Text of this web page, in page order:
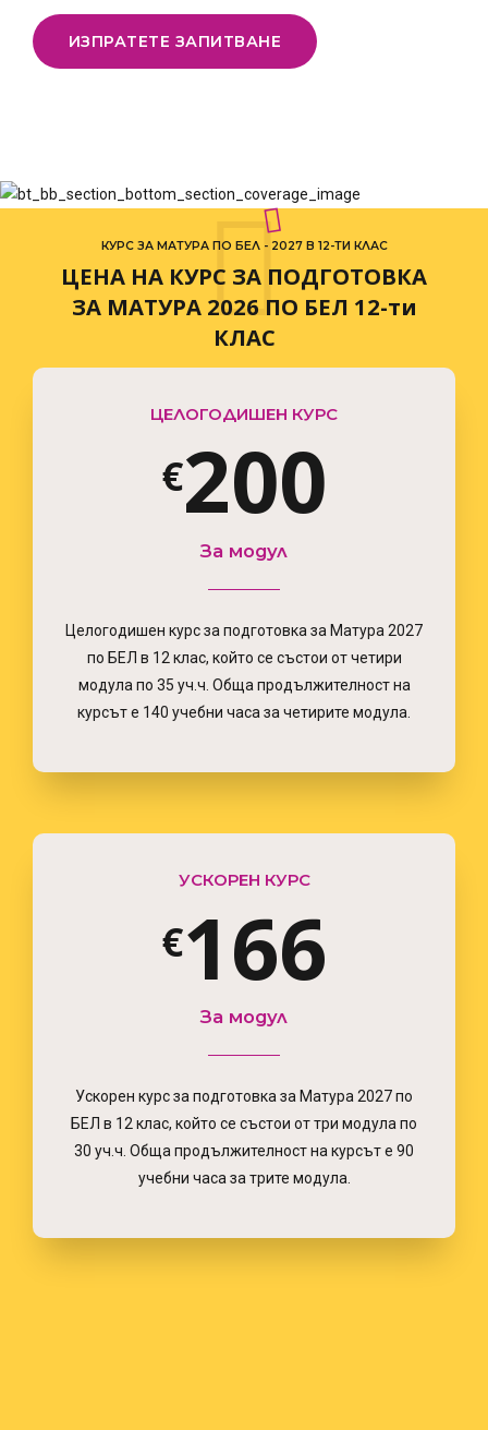
ИЗПРАТЕТЕ ЗАПИТВАНЕ
КУРС ЗА МАТУРА ПО БЕЛ - 2027 В 12-ТИ КЛАС
ЦЕНА НА КУРС ЗА ПОДГОТОВКА
ЗА МАТУРА 2026 ПО БЕЛ 12-ти
КЛАС
ЦЕЛОГОДИШЕН КУРС
€
0
1
2
3
4
5
6
7
8
9
0
6
7
8
9
0
6
7
8
9
0
За модул
Целогодишен курс за подготовка за Матура 2027
по БЕЛ в 12 клас, който се състои от четири
модула по 35 уч.ч. Обща продължителност на
курсът е 140 учебни часа за четирите модула.
УСКОРЕН КУРС
€
0
1
2
3
4
0
1
2
3
4
5
6
7
8
9
0
1
2
3
4
5
6
7
8
9
За модул
Ускорен курс за подготовка за Матура 2027 по
БЕЛ в 12 клас, който се състои от три модула по
30 уч.ч. Обща продължителност на курсът е 90
учебни часа за трите модула.